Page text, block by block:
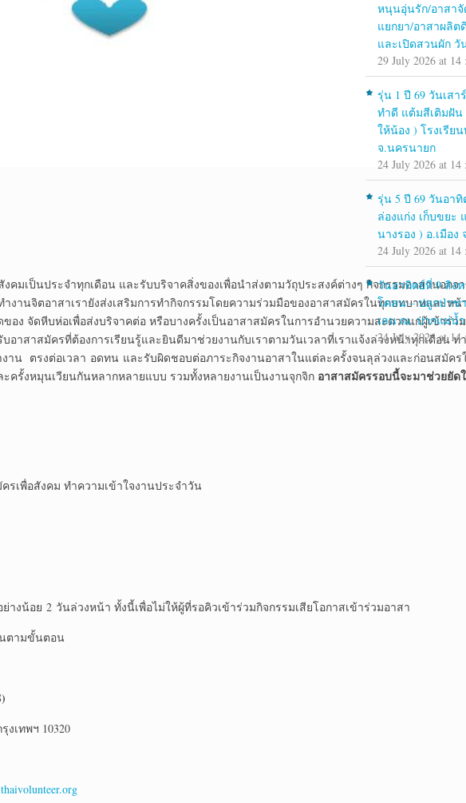
มเป็นประจำทุกเดือน และรับบริจาคสิ่งของเพื่อนำส่งตามวัถุประสงค์ต่างๆ กิจกรรมอาสานอกจ
านจิตอาสาเรายังส่งเสริมการทำกิจกรรมโดยความร่วมมือของอาสาสมัครในทุกบทบาทและห
ง จัดหีบห่อเพื่อส่งบริจาคต่อ หรือบางครั้งเป็นอาสาสมัครในการอำนวยความสะดวกแก่ผู้เข้าร่ว
อาสาสมัครที่ต้องการเรียนรู้และยินดีมาช่วยงานกับเราตามวันเวลาที่เราแจ้งล่วงหน้าทุกเดือน
าน ตรงต่อเวลา อดทน และรับผิดชอบต่อภาระกิจงานอาสาในแต่ละครั้งจนลุล่วงและก่อนสมัคร
รั้งหมุนเวียนกันหลากหลายแบบ รวมทั้งหลายงานเป็นงานจุกจิก อาสาสมัครรอบนี้จะมาช่วยยัด
อสังคม ทำความเข้าใจงานประจำวัน
งน้อย 2 วันล่วงหน้า ทั้งนี้เพื่อไม่ให้ผู้ที่รอคิวเข้าร่วมกิจกรรมเสียโอกาสเข้าร่วมอาสา
นตามขั้นตอน
เทพฯ 10320
หนุนอุ่นรัก/อาสาจั
แยกยา/อาสาผลิต
และเปิดสวนผัก วั
29 July 2026 at 14
รุ่น 1 ปี 69 วันเสา
ทำดี แต้มสีเติมฝั
ให้น้อง ) โรงเรีย
จ.นครนายก
24 July 2026 at 14
รุ่น 5 ปี 69 วันอาทิ
ล่องแก่ง เก็บขยะ
นางรอง ) อ.เมือง
24 July 2026 at 14
วันอาทิตย์ที่ 9 สิง
โคลน – ปลูกป่าช
เลน ณ. ปากแม่น้
24 July 2026 at 14